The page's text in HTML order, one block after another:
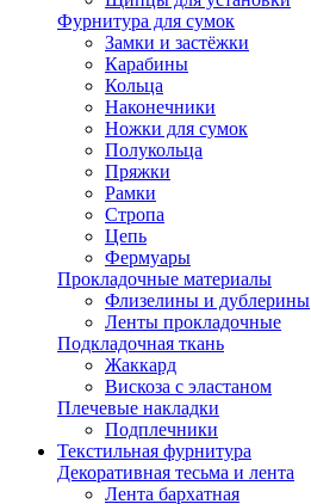
Фурнитура для сумок
Замки и застёжки
Карабины
Кольца
Наконечники
Ножки для сумок
Полукольца
Пряжки
Рамки
Стропа
Цепь
Фермуары
Прокладочные материалы
Флизелины и дублерины
Ленты прокладочные
Подкладочная ткань
Жаккард
Вискоза с эластаном
Плечевые накладки
Подплечники
Текстильная фурнитура
Декоративная тесьма и лента
Лента бархатная